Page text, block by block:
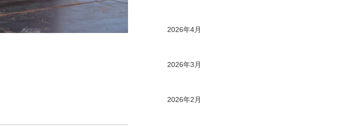
2026年4月
2026年3月
2026年2月